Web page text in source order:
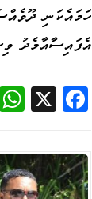
ހަމައެކަނި
އެފައިސާއާމެދު
Fa
ce
bo
ok
X